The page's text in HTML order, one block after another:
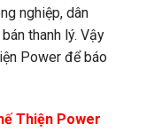
nghiệp, dân
thanh lý. Vậy
Power để báo
Thiện Power